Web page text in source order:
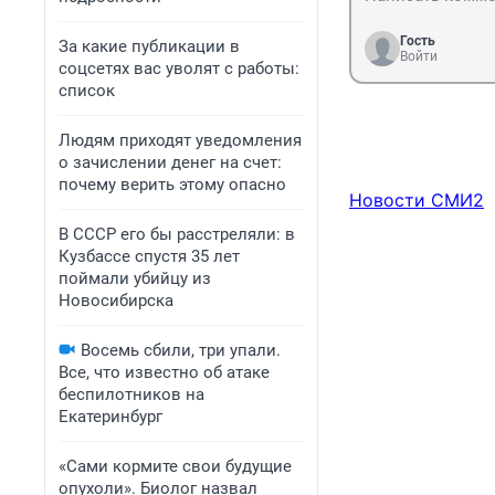
За какие публикации в
соцсетях вас уволят с работы:
список
Людям приходят уведомления
о зачислении денег на счет:
почему верить этому опасно
В СССР его бы расстреляли: в
Кузбассе спустя 35 лет
поймали убийцу из
Новосибирска
Восемь сбили, три упали.
Все, что известно об атаке
беспилотников на
Екатеринбург
«Сами кормите свои будущие
опухоли». Биолог назвал
Гость
Войти
Новости СМИ2